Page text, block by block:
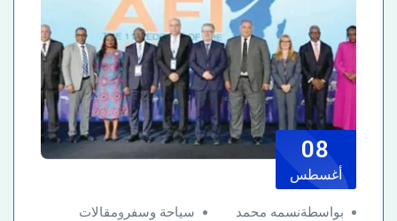
08
أغسطس
بواسطةنسمه محمد سياحة وسفر ومقالات